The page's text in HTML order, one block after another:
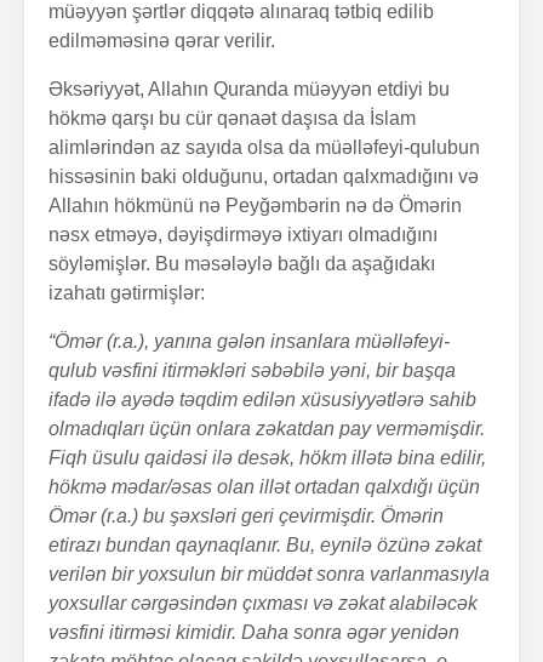
müəyyən şərtlər diqqətə alınaraq tətbiq edilib
edilməməsinə qərar verilir.
Əksəriyyət, Allahın Quranda müəyyən etdiyi bu
hökmə qarşı bu cür qənaət daşısa da İslam
alimlərindən az sayıda olsa da müəlləfeyi-qulubun
hissəsinin baki olduğunu, ortadan qalxmadığını və
Allahın hökmünü nə Peyğəmbərin nə də Ömərin
nəsx etməyə, dəyişdirməyə ixtiyarı olmadığını
söyləmişlər. Bu məsələylə bağlı da aşağıdakı
izahatı gətirmişlər:
“Ömər (r.a.), yanına gələn insanlara müəlləfeyi-
qulub vəsfini itirməkləri səbəbilə yəni, bir başqa
ifadə ilə ayədə təqdim edilən xüsusiyyətlərə sahib
olmadıqları üçün onlara zəkatdan pay verməmişdir.
Fiqh üsulu qaidəsi ilə desək, hökm illətə bina edilir,
hökmə mədar/əsas olan illət ortadan qalxdığı üçün
Ömər (r.a.) bu şəxsləri geri çevirmişdir. Ömərin
etirazı bundan qaynaqlanır. Bu, eynilə özünə zəkat
verilən bir yoxsulun bir müddət sonra varlanmasıyla
yoxsullar cərgəsindən çıxması və zəkat alabiləcək
vəsfini itirməsi kimidir. Daha sonra əgər yenidən